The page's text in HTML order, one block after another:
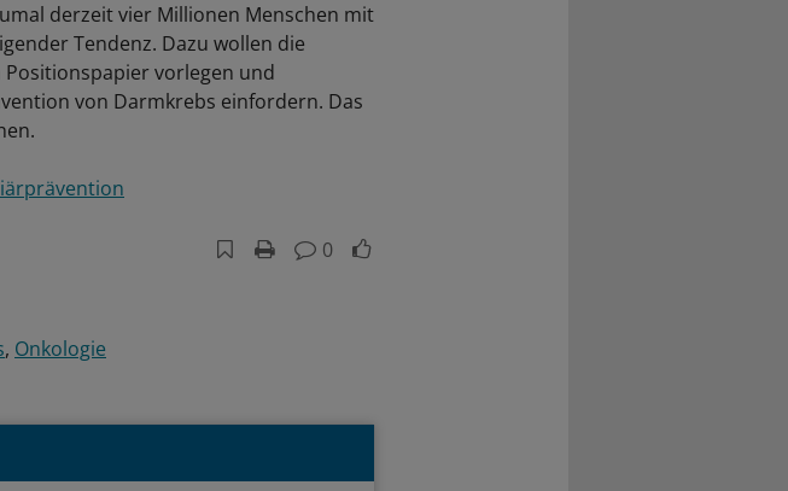
derzeit vier Millionen Menschen mit
Tendenz. Dazu wollen die
vorlegen und
von Darmkrebs einfordern. Das
0
Onkologie